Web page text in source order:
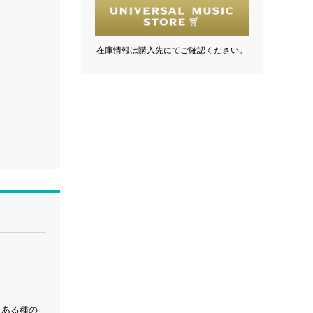
る種の
在庫情報は購入先にてご確認ください。